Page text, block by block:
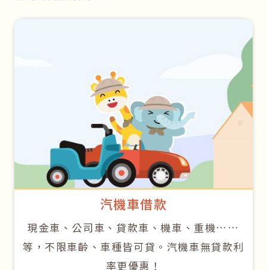
汽機車借款
現金車、公司車、貸款車、機車、重機……
等，不限車齡、車種皆可貸。汽機車無貸款利
率更優惠！